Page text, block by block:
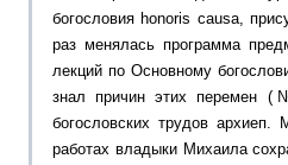
богословия honoris causa,
раз менялась программа
лекций по Основному
знал причин этих перемен
богословских трудов
работах владыки Михаила